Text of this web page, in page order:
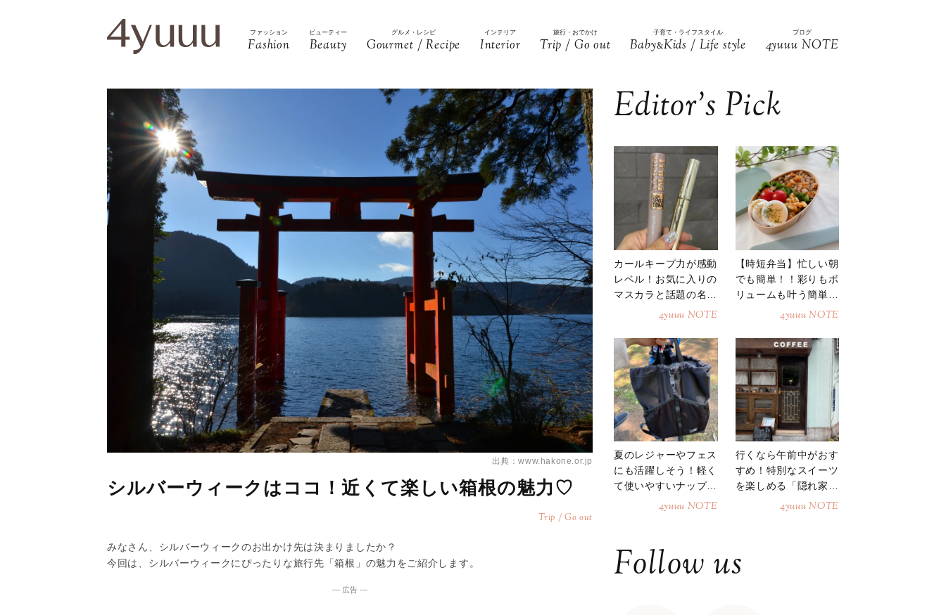
ファッション
Fashion
ビューティー
Beauty
グルメ・レシピ
Gourmet / Recipe
インテリア
Interior
旅行・おでかけ
Trip / Go out
子育て・ライフスタイル
Baby&Kids / Life style
ブログ
4yuuu NOTE
出典：www.hakone.or.jp
シルバーウィークはココ！近くて楽しい箱根の魅力♡
Trip / Go out
みなさん、シルバーウィークのお出かけ先は決まりましたか？
今回は、シルバーウィークにぴったりな旅行先「箱根」の魅力をご紹介します。
― 広告 ―
Editor’s Pick
カールキープ力が感動
レベル！お気に入りの
マスカラと話題の名品
4yuuu NOTE
【時短弁当】忙しい朝
でも簡単！！彩りもボ
リュームも叶う簡単そ
4yuuu NOTE
夏のレジャーやフェス
にも活躍しそう！軽く
て使いやすいナップサ
4yuuu NOTE
行くなら午前中がおす
すめ！特別なスイーツ
を楽しめる「隠れ家カ
4yuuu NOTE
Follow us